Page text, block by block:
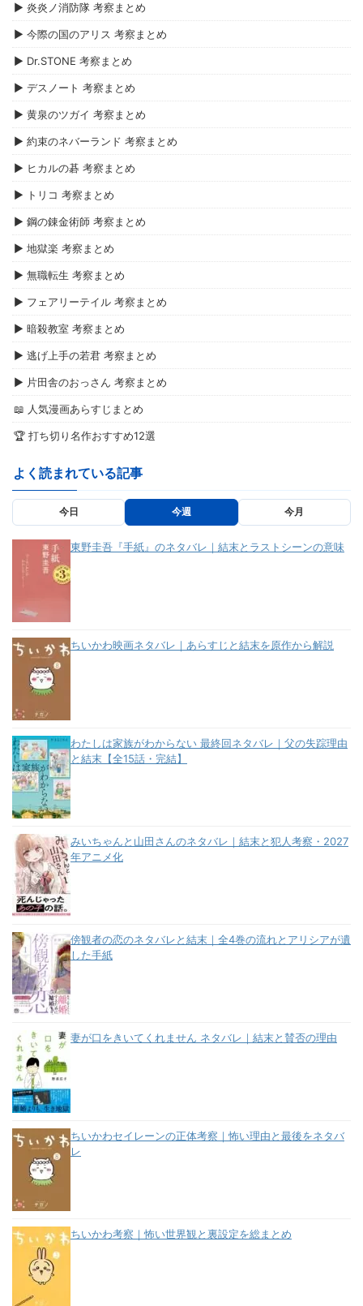
▶ 炎炎ノ消防隊 考察まとめ
▶ 今際の国のアリス 考察まとめ
▶ Dr.STONE 考察まとめ
▶ デスノート 考察まとめ
▶ 黄泉のツガイ 考察まとめ
▶ 約束のネバーランド 考察まとめ
▶ ヒカルの碁 考察まとめ
▶ トリコ 考察まとめ
▶ 鋼の錬金術師 考察まとめ
▶ 地獄楽 考察まとめ
▶ 無職転生 考察まとめ
▶ フェアリーテイル 考察まとめ
▶ 暗殺教室 考察まとめ
▶ 逃げ上手の若君 考察まとめ
▶ 片田舎のおっさん 考察まとめ
📖 人気漫画あらすじまとめ
🏆 打ち切り名作おすすめ12選
よく読まれている記事
今日 今週 今月
東野圭吾『手紙』のネタバレ｜結末とラストシーンの意味
ちいかわ映画ネタバレ｜あらすじと結末を原作から解説
わたしは家族がわからない 最終回ネタバレ｜父の失踪理由
と結末【全15話・完結】
みいちゃんと山田さんのネタバレ｜結末と犯人考察・2027
年アニメ化
傍観者の恋のネタバレと結末｜全4巻の流れとアリシアが遺
した手紙
妻が口をきいてくれません ネタバレ｜結末と賛否の理由
ちいかわセイレーンの正体考察｜怖い理由と最後をネタバ
レ
ちいかわ考察｜怖い世界観と裏設定を総まとめ